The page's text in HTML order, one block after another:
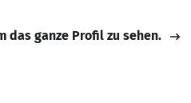
das ganze Profil zu sehen.